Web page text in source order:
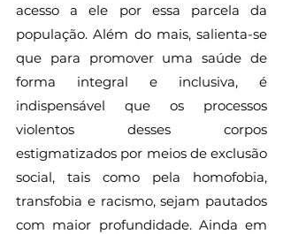
acesso a ele por essa parcela da
população. Além do mais, salienta-se
que para promover uma saúde de
forma integral e inclusiva, é
indispensável que os processos
violentos desses corpos
estigmatizados por meios de exclusão
social, tais como pela homofobia,
transfobia e racismo, sejam pautados
com maior profundidade. Ainda em